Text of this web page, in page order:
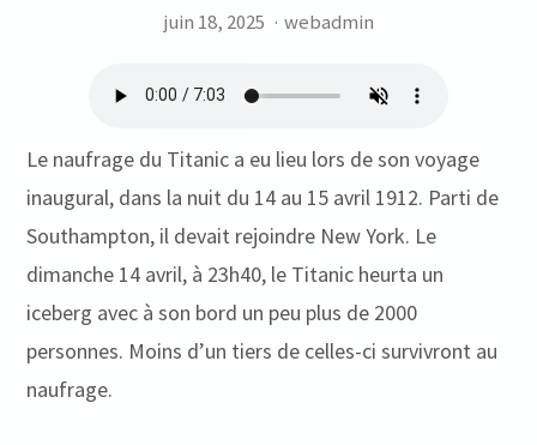
juin 18, 2025 · webadmin
Le naufrage du Titanic a eu lieu lors de son voyage
inaugural, dans la nuit du 14 au 15 avril 1912. Parti de
Southampton, il devait rejoindre New York. Le
dimanche 14 avril, à 23h40, le Titanic heurta un
iceberg avec à son bord un peu plus de 2000
personnes. Moins d’un tiers de celles-ci survivront au
naufrage.